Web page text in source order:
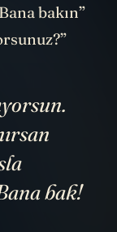
bakın”
bak!